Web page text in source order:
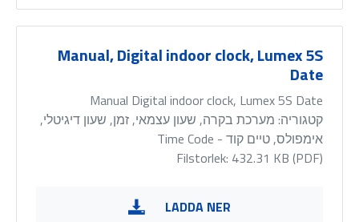
Manual, Digital indoor clock, Lumex 5S
Date
Manual Digital indoor clock, Lumex 5S Date
קטגוריה: מערכת בקרה, שעון עצמאי, זמן, שעון דיגיטלי,
אימפולס, טיים קוד - Time Code
Filstorlek: 432.31 KB (PDF)
LADDA NER